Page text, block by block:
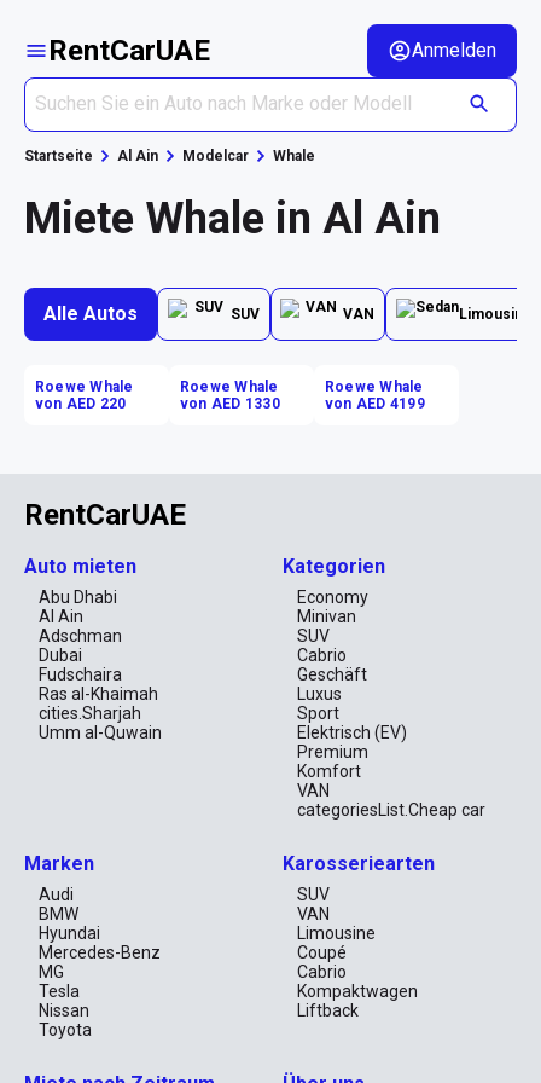
RentCarUAE Anmelden
Startseite Al Ain Modelcar Whale
Miete Whale in Al Ain
Alle Autos SUV VAN Limousine
Roewe Whale
von AED 220
Roewe Whale
von AED 1330
Roewe Whale
von AED 4199
RentCarUAE
Auto mieten
Abu Dhabi
Al Ain
Adschman
Dubai
Fudschaira
Ras al-Khaimah
cities.Sharjah
Umm al-Quwain
Kategorien
Economy
Minivan
SUV
Cabrio
Geschäft
Luxus
Sport
Elektrisch (EV)
Premium
Komfort
VAN
categoriesList.Cheap car
Marken
Audi
BMW
Hyundai
Mercedes-Benz
MG
Tesla
Nissan
Toyota
Karosseriearten
SUV
VAN
Limousine
Coupé
Cabrio
Kompaktwagen
Liftback